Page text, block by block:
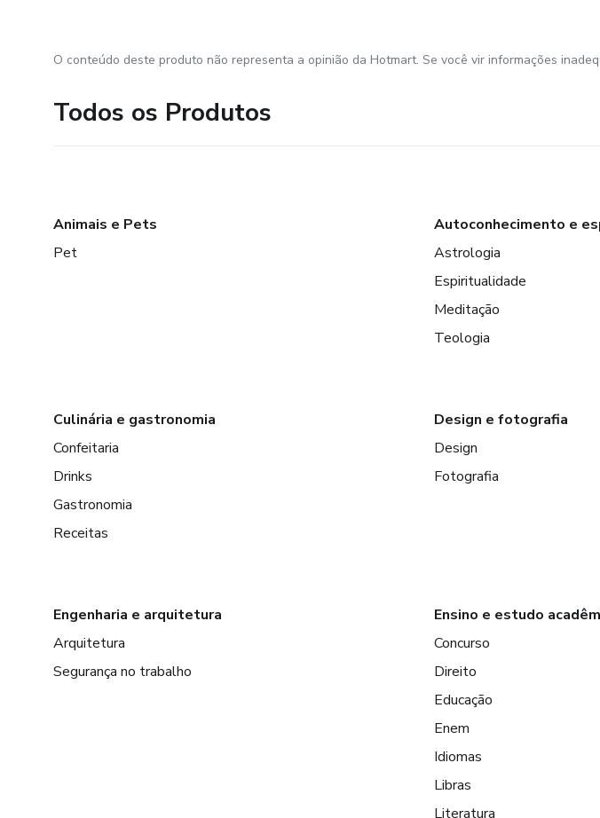
O conteúdo deste produto não representa a opinião da Hotmart. Se você vir informações
Todos os Produtos
Animais e Pets
Pet
Autoconhecimento e
Astrologia
Espiritualidade
Meditação
Teologia
Culinária e gastronomia
Confeitaria
Drinks
Gastronomia
Receitas
Design e fotografia
Design
Fotografia
Engenharia e arquitetura
Arquitetura
Segurança no trabalho
Ensino e estudo
Concurso
Direito
Educação
Enem
Idiomas
Libras
Literatura